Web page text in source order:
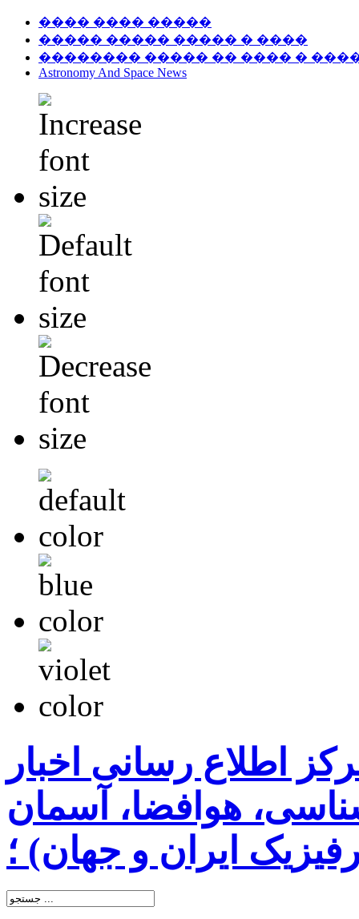
���� ���� �����
����� ����� ����� � ����
�������� ����� �� ���� �
Astronomy And Space News
اطلاع رسانی اخبار
هوافضا، آسمان
ایران و جهان) ؛